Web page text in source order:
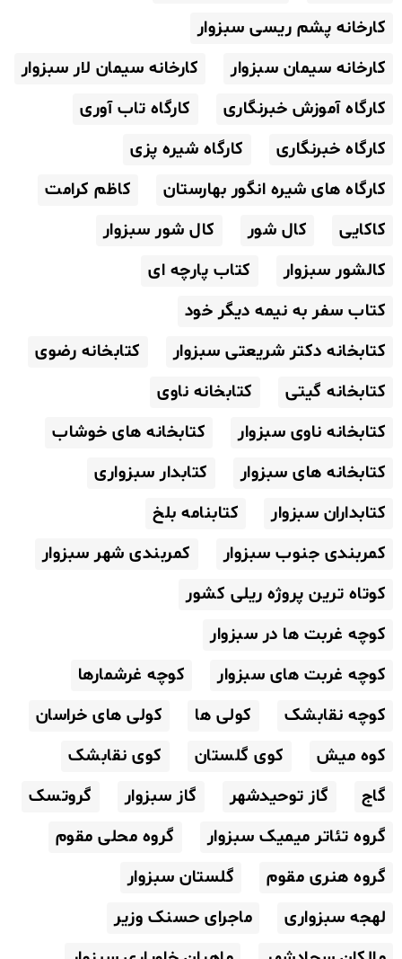
کارخانه پشم ریسی سبزوار
کارخانه سیمان سبزوار
کارخانه سیمان لار سبزوار
کارگاه آموزش خبرنگاری
کارگاه تاب آوری
کارگاه خبرنگاری
کارگاه شیره پزی
کارگاه های شیره انگور بهارستان
کاظم کرامت
کاکایی
کال شور
کال شور سبزوار
کالشور سبزوار
کتاب پارچه ای
کتاب سفر به نیمه دیگر خود
کتابخانه دکتر شریعتی سبزوار
کتابخانه رضوی
کتابخانه گیتی
کتابخانه ناوی
کتابخانه ناوی سبزوار
کتابخانه های خوشاب
کتابخانه های سبزوار
کتابدار سبزواری
کتابداران سبزوار
کتابنامه بلخ
کمربندی جنوب سبزوار
کمربندی شهر سبزوار
کوتاه ترین پروژه ریلی کشور
کوچه غربت ها در سبزوار
کوچه غربت های سبزوار
کوچه غرشمارها
کوچه نقابشک
کولی ها
کولی های خراسان
کوه میش
کوی گلستان
کوی نقابشک
گاج
گاز توحیدشهر گاز سبزوار
گروتسک
گروه تئاتر میمیک سبزوار
گروه محلی مقوم
گروه هنری مقوم
گلستان سبزوار
لهجه سبزواری
ماجرای حسنک وزیر